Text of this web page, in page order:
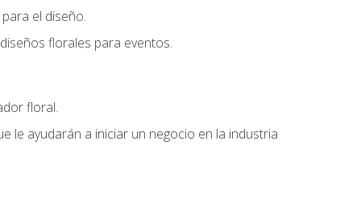
el diseño.
florales para eventos.
floral.
le ayudarán a iniciar un negocio en la industria